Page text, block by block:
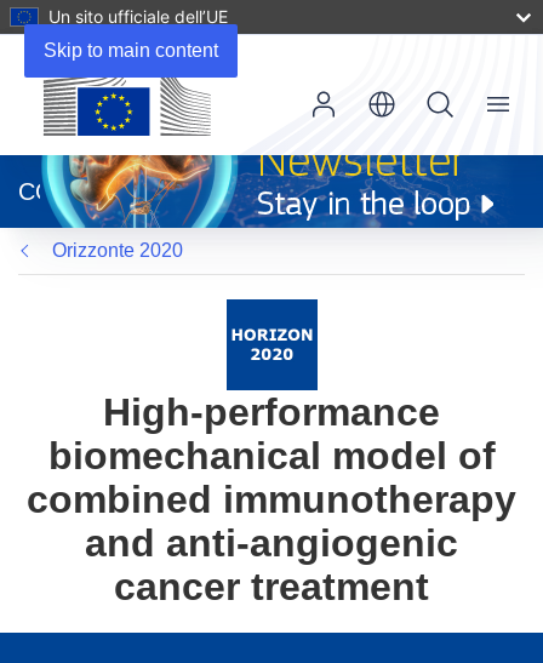
Skip to main content
Un sito ufficiale dell’UE
apre
in
una
nuova
finestra)
CORDIS
Menu
Orizzonte 2020
High-performance
biomechanical model of
combined immunotherapy
and anti-angiogenic
cancer treatment